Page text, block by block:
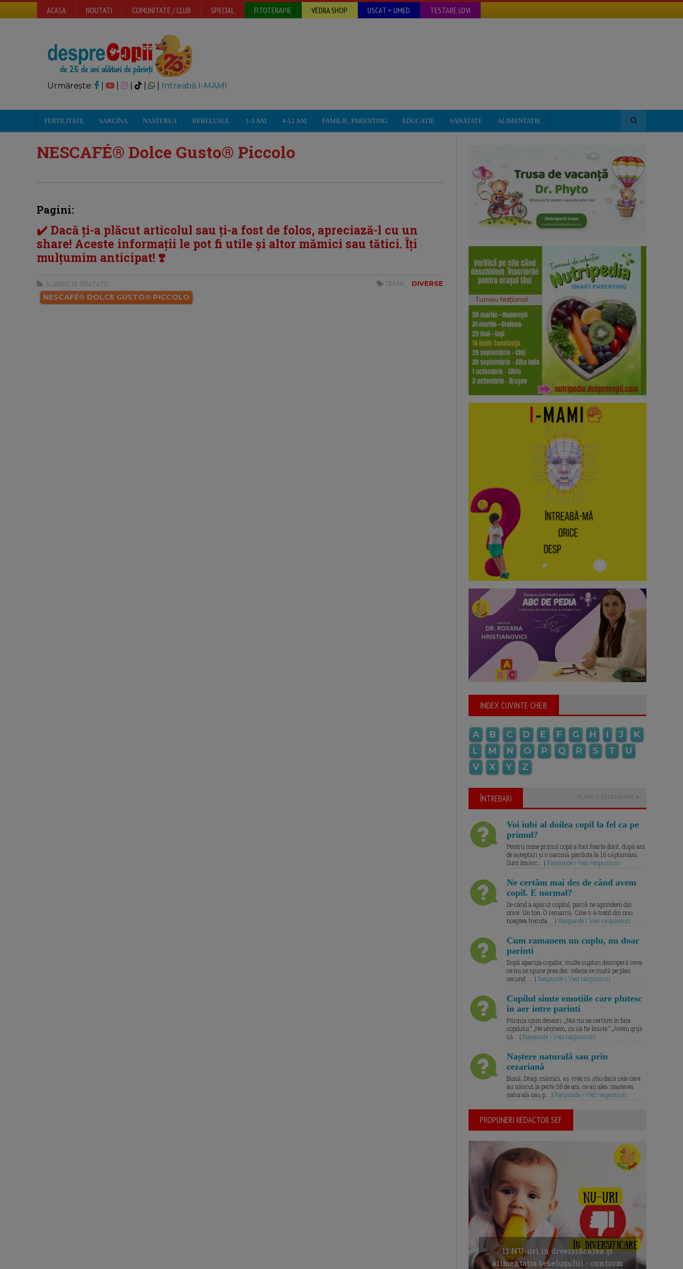
ACASA NOUTATI COMUNITATE / CLUB SPECIAL FITOTERAPIE VEDRA SHOP USCAT + UMED TESTARE LOVI
Urmărește: | | Intreabă I-MAMI
FERTILITATE SARCINA NASTEREA BEBELUSUL 1-3 ANI 4-12 ANI FAMILIE, PARENTING EDUCATIE SANATATE ALIMENTATIE
NESCAFÉ® Dolce Gusto® Piccolo
Pagini:
✔️ Dacă ți-a plăcut articolul sau ți-a fost de folos, apreciază-l cu un
share! Aceste informații le pot fi utile și altor mămici sau tătici. Îți
mulțumim anticipat! ❣️
SUBIECTE TRATATE:
NESCAFÉ® DOLCE GUSTO® PICCOLO
TEMA: DIVERSE
INDEX CUVINTE CHEIE
A B C D E F G H I J
K
L
M N O P Q R S T
U
V
X Y Z
ÎNTREBARI PUNE O ÎNTREBARE
Voi iubi al doilea copil la fel ca pe
primul?
Pentru mine primul copil a fost foarte dorit, după ani
de așteptări și o sarcină pierduta la 16 săptămâni.
Sunt însărc... | Raspunde | Vezi raspunsuri
Ne certăm mai des de când avem
copil. E normal?
De când a apărut copilul, parcă ne aprindem din
orice. Un ton. O remarcă. Cine s-a trezit din nou
noaptea trecuta.... | Raspunde | Vezi raspunsuri
Cum ramanem un cuplu, nu doar
parinti
După apariția copiilor, multe cupluri descoperă ceva
ce nu se spune prea des: relația se mută pe plan
secund. ... | Raspunde | Vezi raspunsuri
Copilul simte emotiile care plutesc
in aer intre parinti
Părinții spun deseori: „Noi nu ne certăm în fața
copilului.” „Ne abținem, ca să fie liniște.” „Avem grijă
să... | Raspunde | Vezi raspunsuri
Naștere naturală sau prin
cezariană
Bună, Dragi mămici, aș vrea să știu dacă cele care
au născut la peste 38 de ani, ce ați ales: nașterea
naturală sau p... | Raspunde | Vezi raspunsuri
PROPUNERI REDACTOR SEF
11 NU-uri in diversificarea și
alimentația bebelușului - conform